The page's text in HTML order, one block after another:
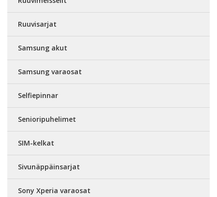
Ruuvisarjat
Samsung akut
Samsung varaosat
Selfiepinnar
Senioripuhelimet
SIM-kelkat
Sivunäppäinsarjat
Sony Xperia varaosat